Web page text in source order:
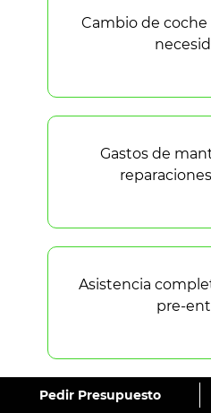
Cambio de
Gastos de
Asistencia
pre-
Pedir Presupuesto